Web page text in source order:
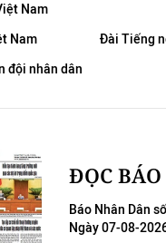
Nam
Nam
Đài Tiếng
đội nhân dân
ĐỌC
Báo Nhân Dân
Ngày 07-08-